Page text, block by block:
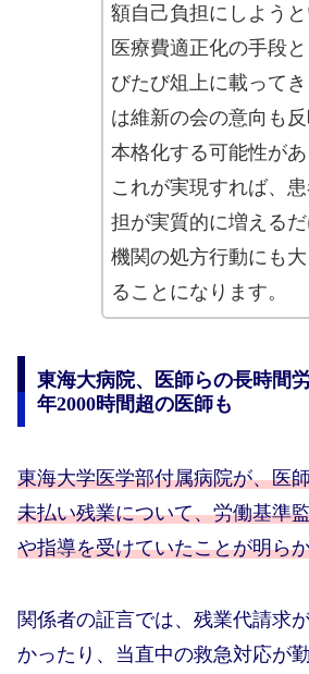
額自己負担にしようと
医療費適正化の手段
びたび俎上に載って
は維新の会の意向も
本格化する可能性があ
これが実現すれば、
担が実質的に増える
機関の処方行動にも
ることになります。
東海大病院、医師らの長時間
年2000時間超の医師も
東海大学医学部付属病院が、医
未払い残業について、労働基準
や指導を受けていたことが明ら
関係者の証言では、残業代請求
かったり、当直中の救急対応が